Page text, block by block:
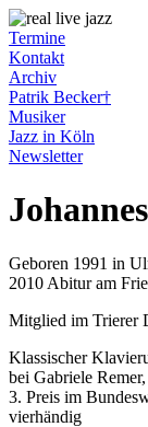
Termine
Kontakt
Archiv
Patrik Becker†
Musiker
Jazz in Köln
Newsletter
Johannes
Geboren 1991 in
2010 Abitur am
Mitglied im Trierer
Klassischer
bei Gabriele
3. Preis im
vierhändig